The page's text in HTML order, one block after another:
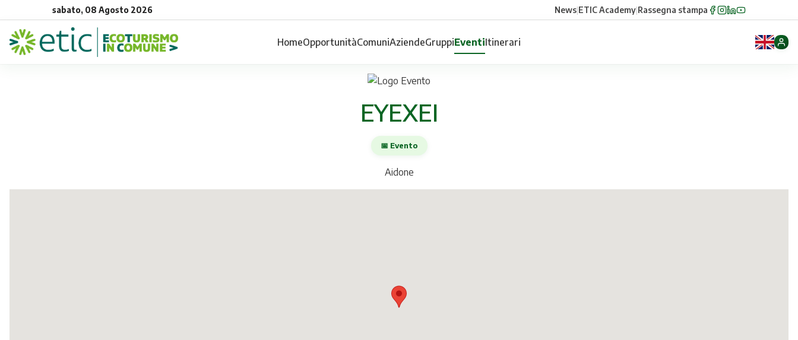
sabato, 08 Agosto 2026 News|ETIC Academy|Rassegna stampa
HomeOpportunitàComuniAziendeGruppiEventiItinerari
EYEXEI
📅 Evento
Aidone